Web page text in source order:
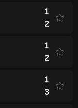
1
2
1
2
1
3